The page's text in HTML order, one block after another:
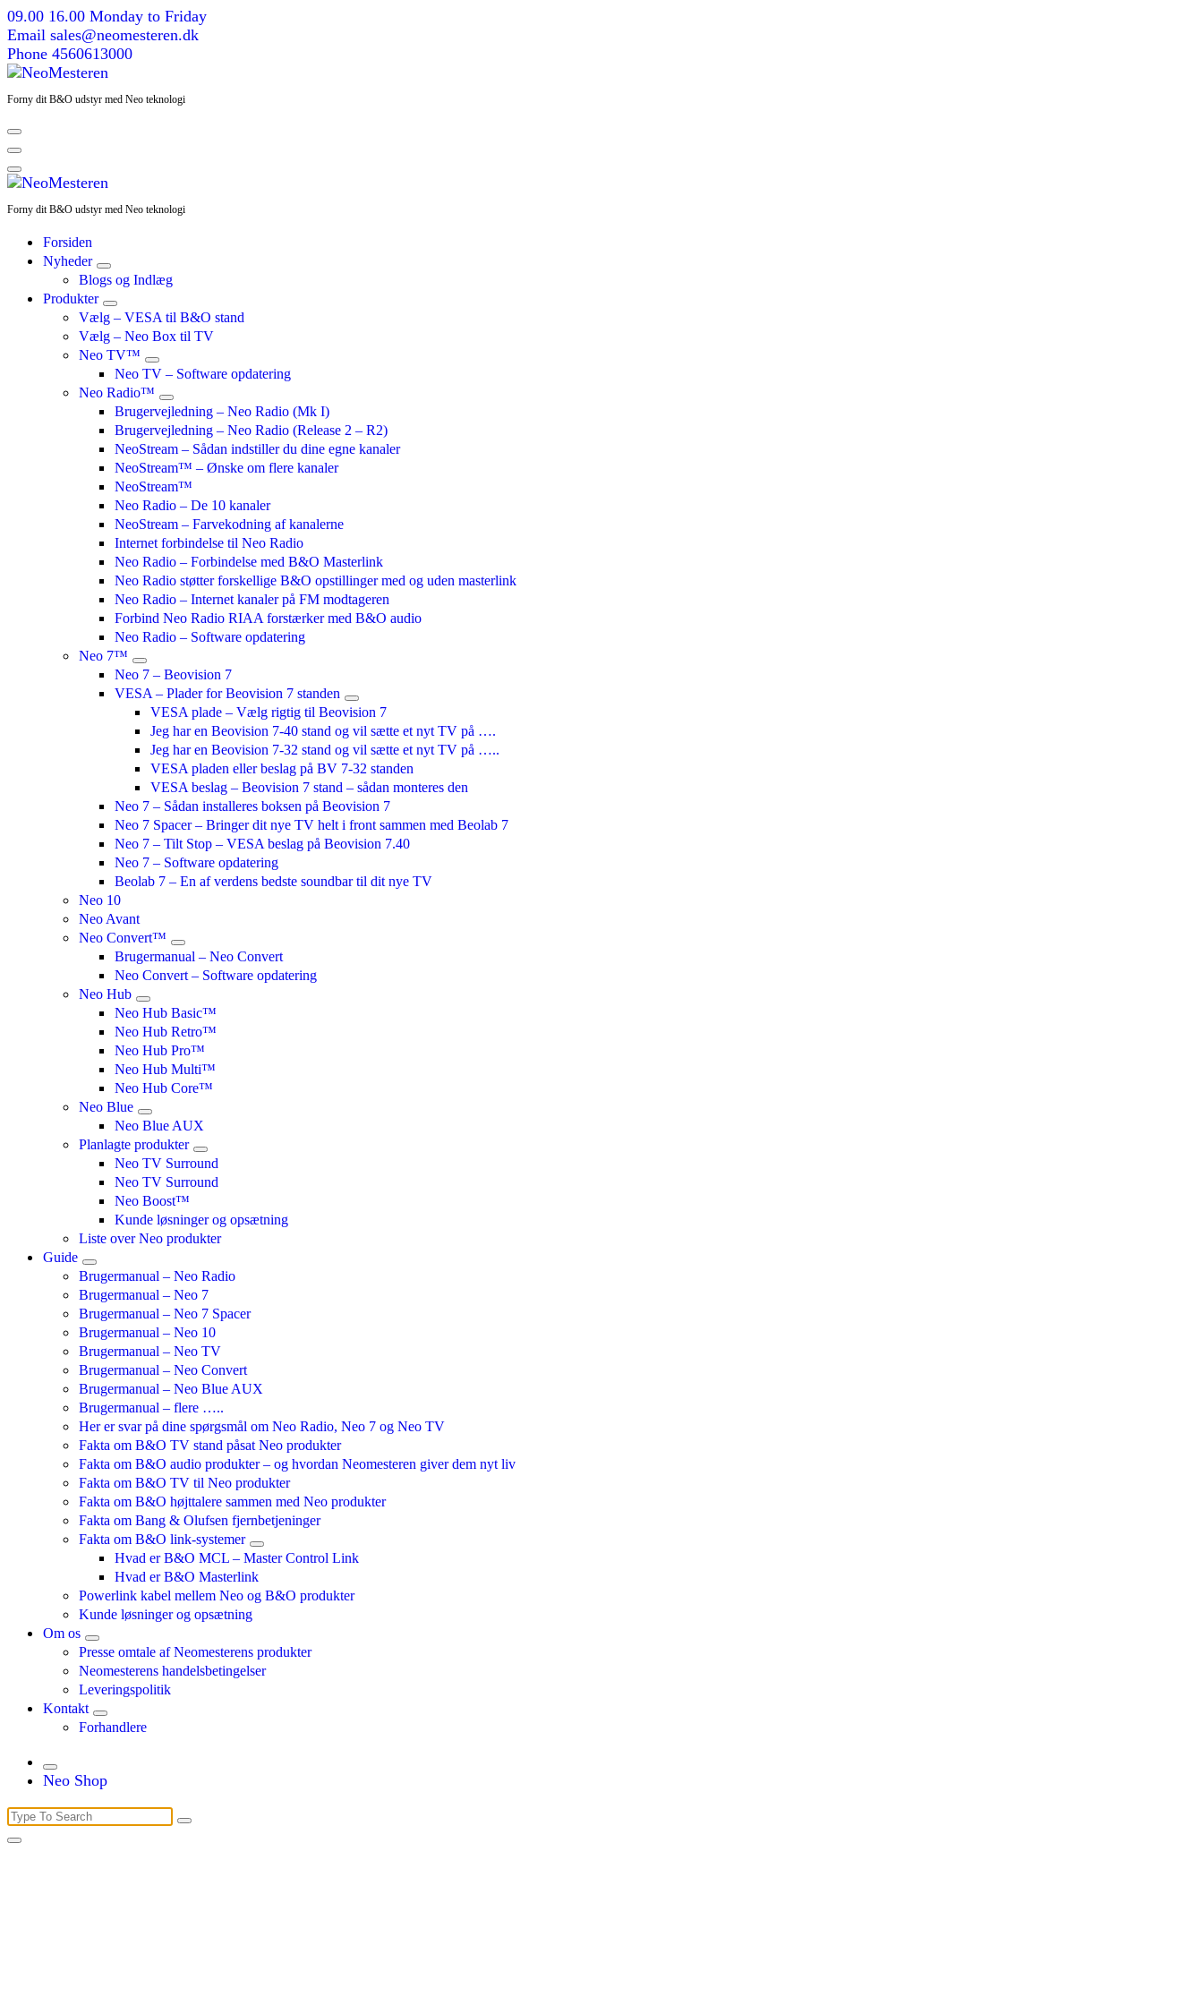
Skip
to
content
09.00 16.00 Monday to Friday
Email sales@neomesteren.dk
Phone 4560613000
Forny dit B&O udstyr med Neo teknologi
Forny dit B&O udstyr med Neo teknologi
Forsiden
Nyheder
Blogs og Indlæg
Produkter
Vælg – VESA til B&O stand
Vælg – Neo Box til TV
Neo TV™
Neo TV – Software opdatering
Neo Radio™
Brugervejledning – Neo Radio (Mk I)
Brugervejledning – Neo Radio (Release 2 – R2)
NeoStream – Sådan indstiller du dine egne kanaler
NeoStream™ – Ønske om flere kanaler
NeoStream™
Neo Radio – De 10 kanaler
NeoStream – Farvekodning af kanalerne
Internet forbindelse til Neo Radio
Neo Radio – Forbindelse med B&O Masterlink
Neo Radio støtter forskellige B&O opstillinger med og uden masterlink
Neo Radio – Internet kanaler på FM modtageren
Forbind Neo Radio RIAA forstærker med B&O audio
Neo Radio – Software opdatering
Neo 7™
Neo 7 – Beovision 7
VESA – Plader for Beovision 7 standen
VESA plade – Vælg rigtig til Beovision 7
Jeg har en Beovision 7-40 stand og vil sætte et nyt TV på ….
Jeg har en Beovision 7-32 stand og vil sætte et nyt TV på …..
VESA pladen eller beslag på BV 7-32 standen
VESA beslag – Beovision 7 stand – sådan monteres den
Neo 7 – Sådan installeres boksen på Beovision 7
Neo 7 Spacer – Bringer dit nye TV helt i front sammen med Beolab 7
Neo 7 – Tilt Stop – VESA beslag på Beovision 7.40
Neo 7 – Software opdatering
Beolab 7 – En af verdens bedste soundbar til dit nye TV
Neo 10
Neo Avant
Neo Convert™
Brugermanual – Neo Convert
Neo Convert – Software opdatering
Neo Hub
Neo Hub Basic™
Neo Hub Retro™
Neo Hub Pro™
Neo Hub Multi™
Neo Hub Core™
Neo Blue
Neo Blue AUX
Planlagte produkter
Neo TV Surround
Neo TV Surround
Neo Boost™
Kunde løsninger og opsætning
Liste over Neo produkter
Guide
Brugermanual – Neo Radio
Brugermanual – Neo 7
Brugermanual – Neo 7 Spacer
Brugermanual – Neo 10
Brugermanual – Neo TV
Brugermanual – Neo Convert
Brugermanual – Neo Blue AUX
Brugermanual – flere …..
Her er svar på dine spørgsmål om Neo Radio, Neo 7 og Neo TV
Fakta om B&O TV stand påsat Neo produkter
Fakta om B&O audio produkter – og hvordan Neomesteren giver dem nyt liv
Fakta om B&O TV til Neo produkter
Fakta om B&O højttalere sammen med Neo produkter
Fakta om Bang & Olufsen fjernbetjeninger
Fakta om B&O link-systemer
Hvad er B&O MCL – Master Control Link
Hvad er B&O Masterlink
Powerlink kabel mellem Neo og B&O produkter
Kunde løsninger og opsætning
Om os
Presse omtale af Neomesterens produkter
Neomesterens handelsbetingelser
Leveringspolitik
Kontakt
Forhandlere
Neo Shop
Search
for: